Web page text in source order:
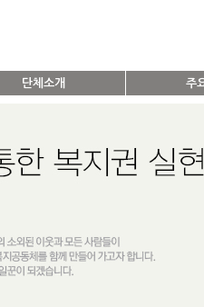
단체소개 주